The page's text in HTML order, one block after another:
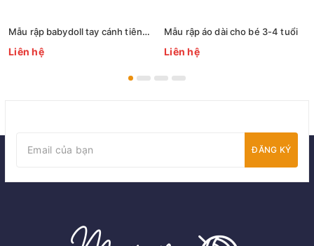
Mẫu rập babydoll tay cánh tiên cho trẻ
Liên hệ
Mẫu rập áo dài cho bé 3-4 tuổi
Liên hệ
ĐĂNG KÝ